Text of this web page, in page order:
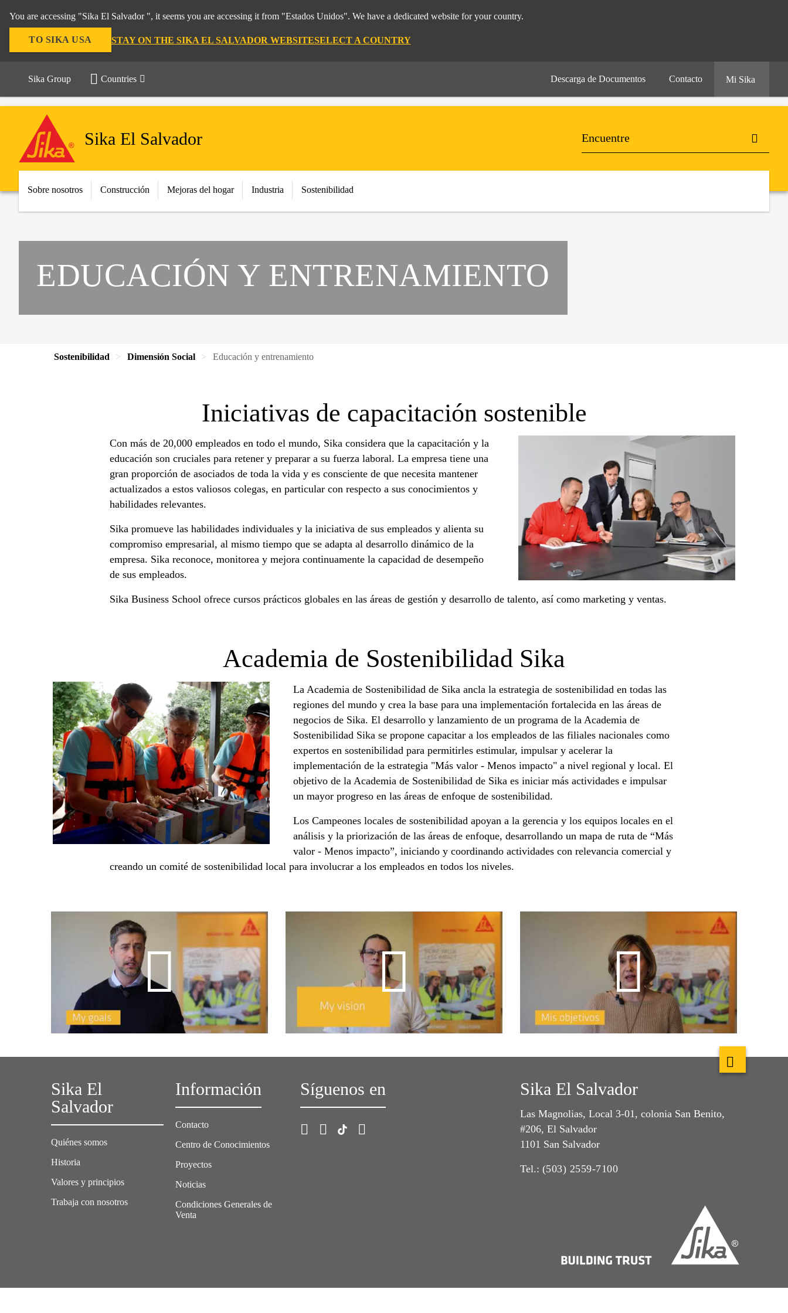
You are accessing "Sika El Salvador ", it seems you are accessing it from "Estados Unidos". We have a dedicated website for your country.
TO SIKA USA STAY ON THE SIKA EL SALVADOR WEBSITESELECT A COUNTRY
Sika Group Countries Descarga de Documentos Contacto Mi Sika
Sika El Salvador
Sobre nosotros Construcción Mejoras del hogar Industria Sostenibilidad
EDUCACIÓN Y ENTRENAMIENTO
Sostenibilidad Dimensión Social Educación y entrenamiento
Iniciativas de capacitación sostenible
Con más de 20,000 empleados en todo el mundo, Sika considera que la capacitación y la
educación son cruciales para retener y preparar a su fuerza laboral. La empresa tiene una
gran proporción de asociados de toda la vida y es consciente de que necesita mantener
actualizados a estos valiosos colegas, en particular con respecto a sus conocimientos y
habilidades relevantes.
Sika promueve las habilidades individuales y la iniciativa de sus empleados y alienta su
compromiso empresarial, al mismo tiempo que se adapta al desarrollo dinámico de la
empresa. Sika reconoce, monitorea y mejora continuamente la capacidad de desempeño
de sus empleados.
Sika Business School ofrece cursos prácticos globales en las áreas de gestión y desarrollo de talento, así como marketing y ventas.
Academia de Sostenibilidad Sika
La Academia de Sostenibilidad de Sika ancla la estrategia de sostenibilidad en todas las
regiones del mundo y crea la base para una implementación fortalecida en las áreas de
negocios de Sika. El desarrollo y lanzamiento de un programa de la Academia de
Sostenibilidad Sika se propone capacitar a los empleados de las filiales nacionales como
expertos en sostenibilidad para permitirles estimular, impulsar y acelerar la
implementación de la estrategia "Más valor - Menos impacto" a nivel regional y local. El
objetivo de la Academia de Sostenibilidad de Sika es iniciar más actividades e impulsar
un mayor progreso en las áreas de enfoque de sostenibilidad.
Los Campeones locales de sostenibilidad apoyan a la gerencia y los equipos locales en el
análisis y la priorización de las áreas de enfoque, desarrollando un mapa de ruta de “Más
valor - Menos impacto”, iniciando y coordinando actividades con relevancia comercial y
creando un comité de sostenibilidad local para involucrar a los empleados en todos los niveles.
Sika El
Salvador
Quiénes somos
Historia
Valores y principios
Trabaja con nosotros
Información
Contacto
Centro de Conocimientos
Proyectos
Noticias
Condiciones Generales de
Venta
Síguenos en Sika El Salvador
Las Magnolias, Local 3-01, colonia San Benito,
#206, El Salvador
1101 San Salvador
Tel.: (503) 2559-7100